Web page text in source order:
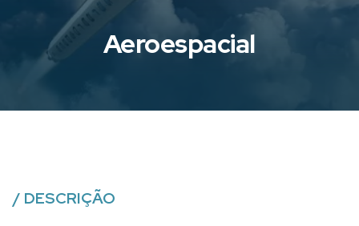
Aeroespacial
/ DESCRIÇÃO